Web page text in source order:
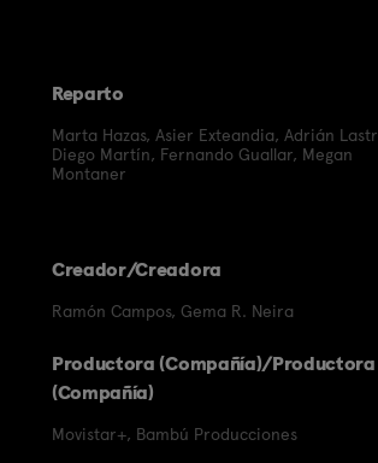
Reparto
Marta Hazas, Asier Exteandia, Adrián
Diego Martín, Fernando Guallar, Megan
Montaner
Creador/Creadora
Ramón Campos, Gema R. Neira
Productora (Compañía)/Productora
(Compañía)
Movistar+, Bambú Producciones